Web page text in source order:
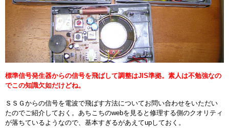
標準信号発生器からの信号を飛ばして調整はJIS準拠。素人は不勉強なの
でこの知識欠如だけどね。
ＳＳＧからの信号を電波で飛ばす方法についてお問い合わせをいただい
たのでご紹介しておく。あちこちのwebを見ると修理する側のクオリティ
が落ちているようなので、基本すぎるがあえてupしておく。